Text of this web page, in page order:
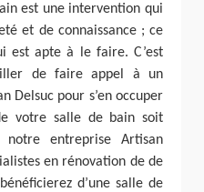
est une intervention qui
et de connaissance ; ce
est apte à le faire. C’est
de faire appel à un
Delsuc pour s’en occuper
votre salle de bain soit
notre entreprise Artisan
en rénovation de de
d’une salle de